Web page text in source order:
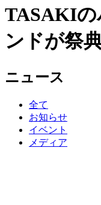
TASAKI
ンドが祭
ニュース
全て
お知らせ
イベント
メディア